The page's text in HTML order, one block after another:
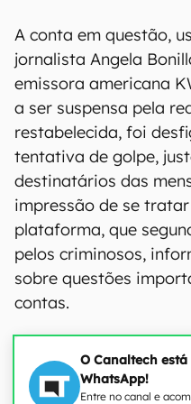
A conta em questão,
jornalista Angela
emissora americana
a ser suspensa pela
restabelecida, foi
tentativa de golpe,
destinatários das
impressão de se
plataforma, que
pelos criminosos,
sobre questões
contas.
O Canaltech está
WhatsApp!
Entre no canal e